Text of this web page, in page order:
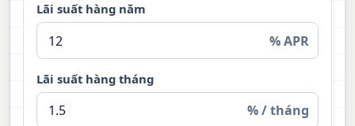
Lãi suất hàng năm
% APR
Lãi suất hàng tháng
% / tháng